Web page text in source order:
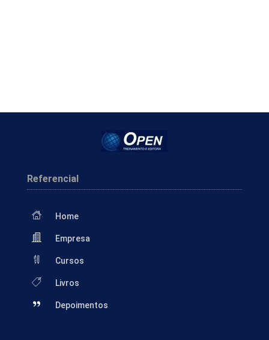
Referencial
Home
Empresa
Cursos
Livros
Depoimentos